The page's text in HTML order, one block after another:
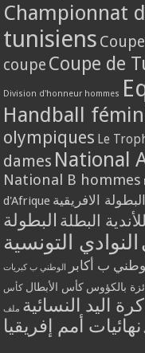
Championnat
tunisiens
coupe Coupe de
Division d'honneur hommes
Handball
olympiques Le
dames National
National B hommes
d'Afrique البطولة الافريقية
البطلة البطولة
النوادي التونسية
ب أكابر الوطني ب كبريات
بالكؤوس كأس الأبطال كأس
كرة اليد النسائية ملف
نهائيات أمم إفريقيا